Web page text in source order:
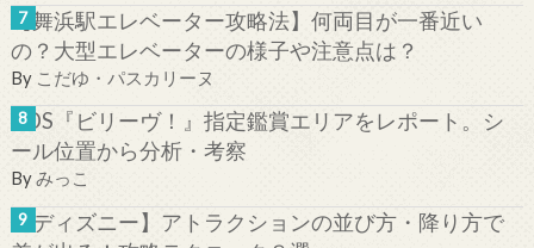
【舞浜駅エレベーター攻略法】何両目が一番近い
の？大型エレベーターの様子や注意点は？
By こだゆ・パスカリーヌ
TDS『ビリーヴ！』指定鑑賞エリアをレポート。シ
ール位置から分析・考察
Byみっこ
【ディズニー】アトラクションの並び方・降り方で